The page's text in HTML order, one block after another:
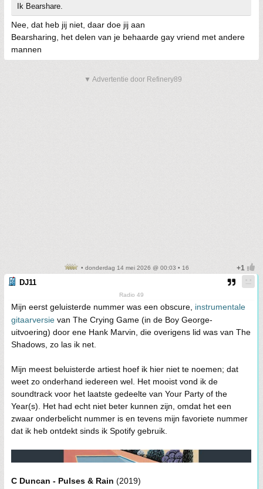
Ik Bearshare.
Nee, dat heb jij niet, daar doe jij aan
Bearsharing, het delen van je behaarde gay vriend met andere
mannen
▼ Advertentie door Refinery89
• donderdag 14 mei 2026 @ 00:03 • 16
DJ11
Radio 49
Mijn eerst geluisterde nummer was een obscure, instrumentale
gitaarversie van The Crying Game (in de Boy George-
uitvoering) door ene Hank Marvin, die overigens lid was van The
Shadows, zo las ik net.
Mijn meest beluisterde artiest hoef ik hier niet te noemen; dat
weet zo onderhand iedereen wel. Het mooist vond ik de
soundtrack voor het laatste gedeelte van Your Party of the
Year(s). Het had echt niet beter kunnen zijn, omdat het een
zwaar onderbelicht nummer is en tevens mijn favoriete nummer
dat ik heb ontdekt sinds ik Spotify gebruik.
C Duncan - Pulses & Rain (2019)